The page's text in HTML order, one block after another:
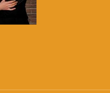
بريد الكتروني:
فيسبوك: